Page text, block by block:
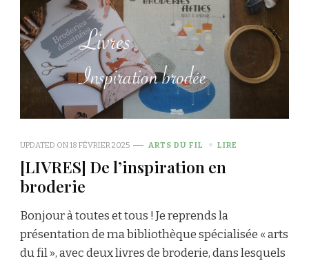
UPDATED ON18 FÉVRIER 2025 ARTS DU FIL LIRE
[LIVRES] De l’inspiration en
broderie
Bonjour à toutes et tous ! Je reprends la
présentation de ma bibliothèque spécialisée « arts
du fil », avec deux livres de broderie, dans lesquels